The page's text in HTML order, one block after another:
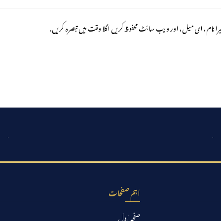
نام، ای میل، اور ویب سائٹ محفوظ کریں اگلا وقت میں تبصرہ کریں.
اہم صفحات
صفحہ اول